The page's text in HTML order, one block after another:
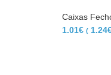
Caixas
1.01€ ( 1.24